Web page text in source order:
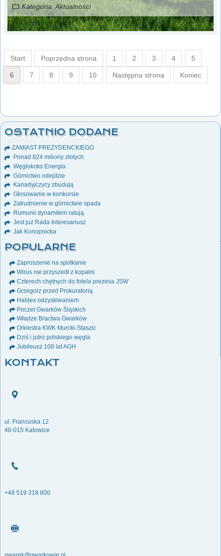
Kategoria:Aktualności
Start Poprzedna strona 1 2 3 4 5
6 7 8 9 10 Następna strona Koniec
OSTATNIO DODANE
ZAMIAST PREZYDENCKIEGO
Ponad 824 miliony złotych
Węglokoks Energia
Górnictwo odejdzie
Kanadyjczycy zbudują
Głosowanie w konkursie
Zatrudnienie w górnictwie spada
Rumunii dynamitem ratują
Jest już Rada Interesariusz
Jak Konopnicka
POPULARNE
Zaproszenie na spotkanie
Wirus nie przyszedł z kopalni
Czterech chętnych do fotela prezesa JSW
Grzegorz przed Prokuratorią
Haldex odzyskiwaniem
Poczet Gwarków Śląskich
Władze Bractwa Gwarków
Orkiestra KWK Murcki-Staszic
Dziś i jutro polskiego węgla
Jubileusz 100 lat AGH
KONTAKT
ul. Francuska 12
40-015 Katowice
+48 519 318 800